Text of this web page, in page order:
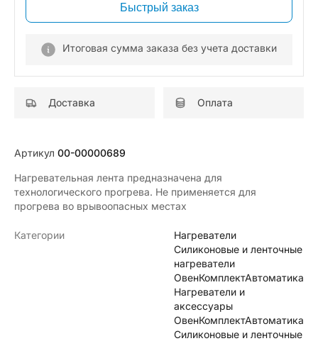
Быстрый заказ
Итоговая сумма заказа без учета доставки
Доставка Оплата
Артикул 00-00000689
Нагревательная лента предназначена для
технологического прогрева. Не применяется для
прогрева во врывоопасных местах
Категории
Нагреватели
Силиконовые и ленточные
нагреватели
ОвенКомплектАвтоматика
Нагреватели и
аксессуары
ОвенКомплектАвтоматика
Силиконовые и ленточные